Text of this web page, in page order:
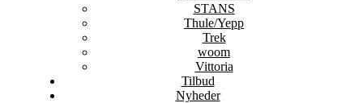
STANS
Thule/Yepp
Trek
woom
Vittoria
Tilbud
Nyheder